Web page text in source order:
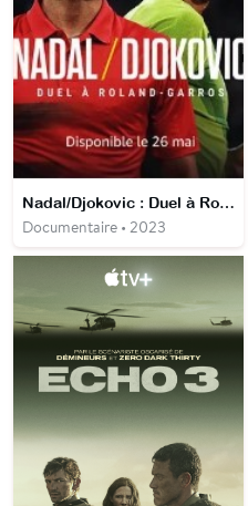
Nadal/Djokovic : Duel à Roland-Garros
Documentaire • 2023